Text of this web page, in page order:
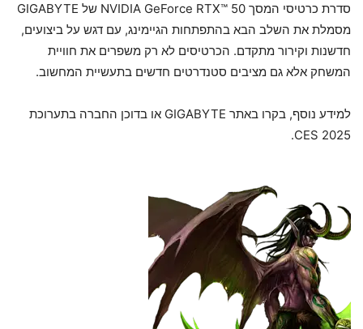
סדרת כרטיסי המסך NVIDIA GeForce RTX™ 50 של GIGABYTE
מסמלת את השלב הבא בהתפתחות הגיימינג, עם דגש על ביצועים,
חדשנות וקירור מתקדם. הכרטיסים לא רק משפרים את חוויית
המשחק אלא גם מציבים סטנדרטים חדשים בתעשיית המחשוב.
למידע נוסף, בקרו באתר GIGABYTE או בדוכן החברה בתערוכת
CES 2025.